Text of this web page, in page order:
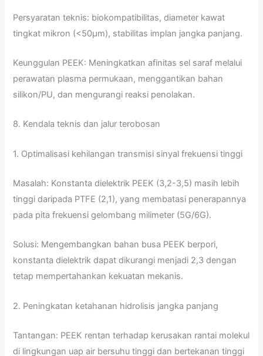
Persyaratan teknis: biokompatibilitas, diameter kawat
tingkat mikron (<50μm), stabilitas implan jangka panjang.
Keunggulan PEEK: Meningkatkan afinitas sel saraf melalui
perawatan plasma permukaan, menggantikan bahan
silikon/PU, dan mengurangi reaksi penolakan.
8. Kendala teknis dan jalur terobosan
1. Optimalisasi kehilangan transmisi sinyal frekuensi tinggi
Masalah: Konstanta dielektrik PEEK (3,2-3,5) masih lebih
tinggi daripada PTFE (2,1), yang membatasi penerapannya
pada pita frekuensi gelombang milimeter (5G/6G).
Solusi: Mengembangkan bahan busa PEEK berpori,
konstanta dielektrik dapat dikurangi menjadi 2,3 dengan
tetap mempertahankan kekuatan mekanis.
2. Peningkatan ketahanan hidrolisis jangka panjang
Tantangan: PEEK rentan terhadap kerusakan rantai molekul
di lingkungan uap air bersuhu tinggi dan bertekanan tinggi